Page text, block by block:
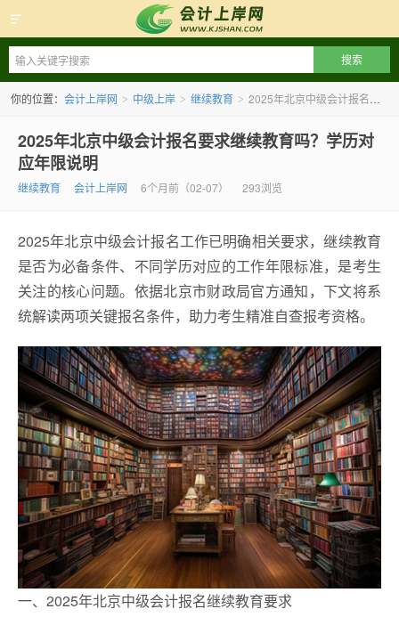
会计上岸网
你的位置： 会计上岸网 > 中级上岸 > 继续教育 > 2025年北京中级会计报名要求继续教育吗？学历对应年限说明
2025年北京中级会计报名要求继续教育吗？学历对
应年限说明
继续教育 会计上岸网 6个月前（02-07） 293浏览
2025年北京中级会计报名工作已明确相关要求，继续教育
是否为必备条件、不同学历对应的工作年限标准，是考生
关注的核心问题。依据北京市财政局官方通知，下文将系
统解读两项关键报名条件，助力考生精准自查报考资格。
一、2025年北京中级会计报名继续教育要求